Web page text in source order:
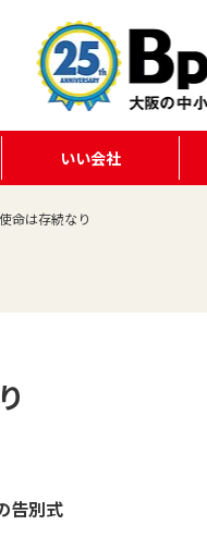
いい会社
命は存続なり
告別式